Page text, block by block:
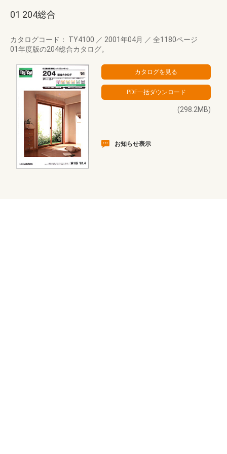
01 204総合
カタログコード： TY4100 ／ 2001年04月 ／ 全1180ページ
01年度版の204総合カタログ。
(298.2MB)
お知らせ表示